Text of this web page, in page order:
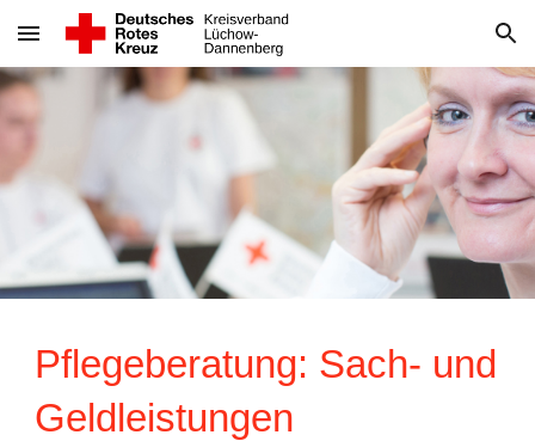
Skip to main content Skip to navigation
Pflegeberatung: Sach- und
Geldleistungen